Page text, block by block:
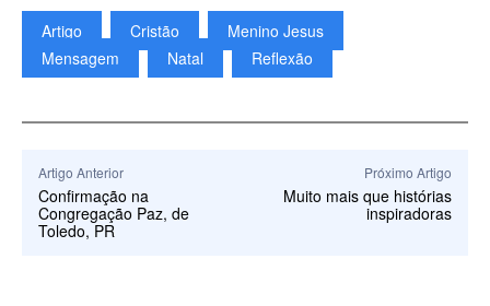
Artigo Cristão
Menino Jesus
Mensagem
Natal Reflexão
Artigo Anterior
Confirmação na
Congregação Paz, de
Toledo, PR
Próximo Artigo
Muito mais que histórias
inspiradoras